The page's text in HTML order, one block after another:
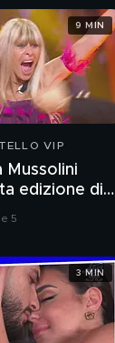
VIP
Mussolini
edizione di
VIP
5
9 MIN
3 MIN